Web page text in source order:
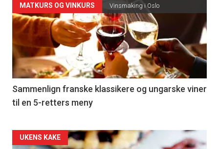
Forsiden
akkurat
nå
-
5
MATKURS OG VINKURS Vinsmaking i Oslo
Sammenlign franske klassikere og ungarske viner
til en 5-retters meny
Forsiden
UKENS KAKE